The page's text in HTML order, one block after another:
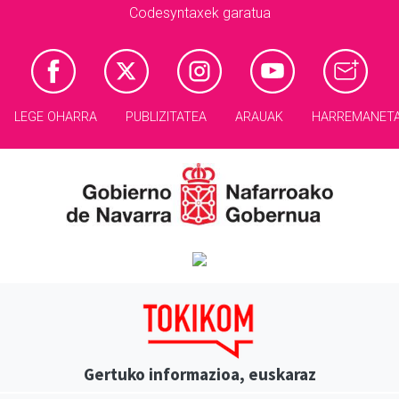
Codesyntaxek garatua
LEGE OHARRA PUBLIZITATEA ARAUAK
Gertuko informazioa, euskaraz